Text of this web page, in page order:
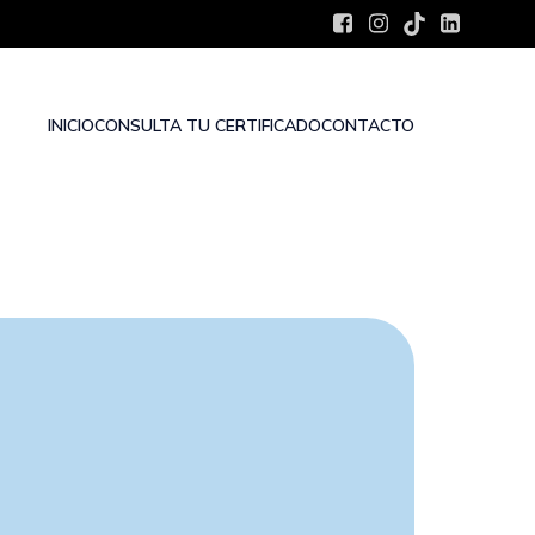
INICIOCONSULTA TU CERTIFICADOCONTACTO